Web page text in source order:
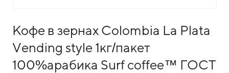
Кофе в зернах Colombia La Plata
Vending style 1кг/пакет
100%арабика Surf coffee™ ГОСТ